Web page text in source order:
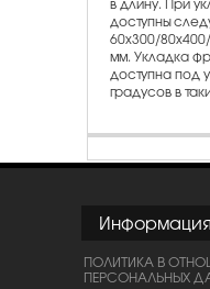
доступны
60х300/
мм. Укладка
доступна под
градусов в
Информация
ПОЛИТИКА В
ПЕРСОНАЛЬНЫХ